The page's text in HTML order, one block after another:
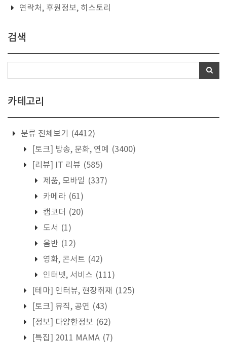
연락처, 후원정보, 히스토리
검색
카테고리
분류 전체보기
(4412)
[토크] 방송, 문화, 연예
(3400)
[리뷰] IT 리뷰 (585)
제품, 모바일 (337)
카메라 (61)
캠코더 (20)
도서 (1)
음반 (12)
영화, 콘서트 (42)
인터넷, 서비스 (111)
[테마] 인터뷰, 현장취재 (125)
[토크] 뮤직, 공연 (43)
[정보] 다양한정보 (62)
[특집] 2011 MAMA (7)